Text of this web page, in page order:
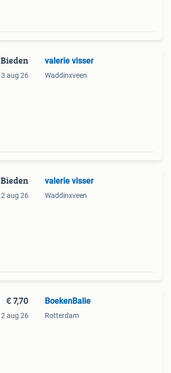
Bieden
3 aug 26
valerie visser
Waddinxveen
Bieden
2 aug 26
valerie visser
Waddinxveen
€ 7,70
2 aug 26
BoekenBalie
Rotterdam